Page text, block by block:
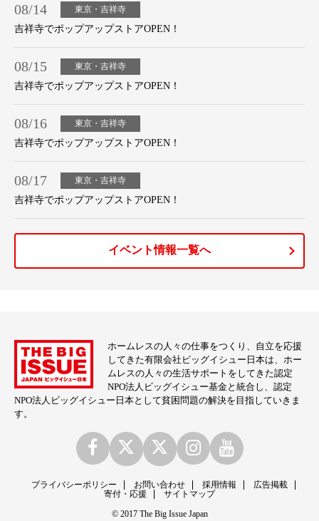
08/14 東京・吉祥寺
吉祥寺でポップアップストアOPEN！
08/15 東京・吉祥寺
吉祥寺でポップアップストアOPEN！
08/16 東京・吉祥寺
吉祥寺でポップアップストアOPEN！
08/17 東京・吉祥寺
吉祥寺でポップアップストアOPEN！
イベント情報一覧へ
ホームレスの人々の仕事をつくり、自立を応援
してきた有限会社ビッグイシュー日本は、ホー
ムレスの人々の生活サポートをしてきた認定
NPO法人ビッグイシュー基金と統合し、認定
NPO法人ビッグイシュー日本として貧困問題の解決を目指していきま
す。
プライバシーポリシー お問い合わせ 採用情報
広告掲載
寄付・応援
サイトマップ
© 2017 The Big Issue Japan